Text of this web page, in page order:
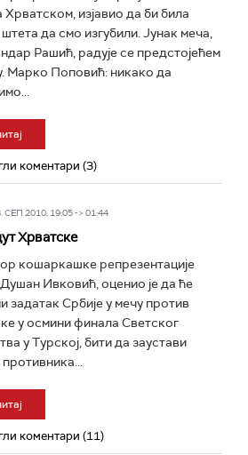
Хрватском, изјавио да би била
да смо изгубили. Јунак меча,
Рашић, радује се предстојећем
Марко Поповић: никако да
коментари (3)
СЕП 2010, 19:05 -> 01:44
Хрватске
кошаркашке репрезентације
Ивковић, оценио је да ће
задатак Србије у мечу против
у осмини финала Светског
у Турској, бити да заустави
коментари (11)